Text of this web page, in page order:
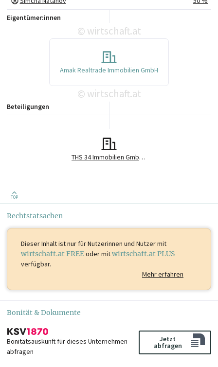
Eigentümer:innen
© wirtschaft.at
Amak Realtrade Immobilien GmbH
© wirtschaft.at
THS 34 Immobilien GmbH & Co KG in Liqu.
Beteiligungen
TOP
Rechtstatsachen
Dieser Inhalt istnur für Nutzerinnen und Nutzer mit
wirtschaft.at FREEoder mitwirtschaft.at PLUS
verfügbar.
Mehr erfahren
Bonität & Dokumente
Bonitätsauskunft für dieses Unternehmen
abfragen
Jetzt
abfragen